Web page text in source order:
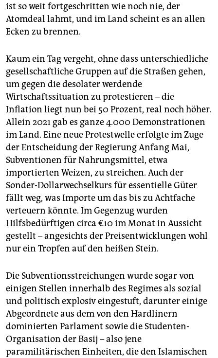
ist so weit fortgeschritten wie noch nie, der
Atomdeal lahmt, und im Land scheint es an allen
Ecken zu brennen.
Kaum ein Tag vergeht, ohne dass unterschiedliche
gesellschaftliche Gruppen auf die Straßen gehen,
um gegen die desolater werdende
Wirtschaftssituation zu protestieren – die
Inflation liegt nun bei 50 Prozent, real noch höher.
Allein 2021 gab es ganze 4.000 Demonstrationen
im Land. Eine neue Protestwelle erfolgte im Zuge
der Entscheidung der Regierung Anfang Mai,
Subventionen für Nahrungsmittel, etwa
importierten Weizen, zu streichen. Auch der
Sonder-Dollarwechselkurs für essentielle Güter
fällt weg, was Importe um das bis zu Achtfache
verteuern könnte. Im Gegenzug wurden
Hilfsbedürftigen circa €10 im Monat in Aussicht
gestellt – angesichts der Preisentwicklungen wohl
nur ein Tropfen auf den heißen Stein.
Die Subventionsstreichungen wurde sogar von
einigen Stellen innerhalb des Regimes als sozial
und politisch explosiv eingestuft, darunter einige
Abgeordnete aus dem von den Hardlinern
dominierten Parlament sowie die Studenten-
Organisation der Basij – also jene
paramilitärischen Einheiten, die den Islamischen